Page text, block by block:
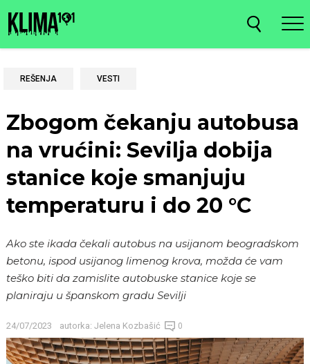
REŠENJA VESTI
Zbogom čekanju autobusa
na vrućini: Sevilja dobija
stanice koje smanjuju
temperaturu i do 20 °C
Ako ste ikada čekali autobus na usijanom beogradskom
betonu, ispod usijanog limenog krova, možda će vam
teško biti da zamislite autobuske stanice koje se
planiraju u španskom gradu Sevilji
24/07/2023 autorka: Jelena Kozbašić 0